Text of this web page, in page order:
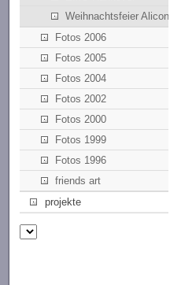
Weihnachtsfeier Alicona
Fotos 2006
Fotos 2005
Fotos 2004
Fotos 2002
Fotos 2000
Fotos 1999
Fotos 1996
friends art
projekte